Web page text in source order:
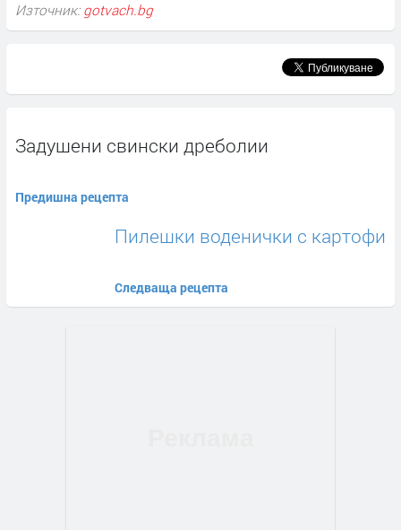
Източник: gotvach.bg
Задушени свински дреболии
Предишна рецепта
Пилешки воденички с картофи
Следваща рецепта